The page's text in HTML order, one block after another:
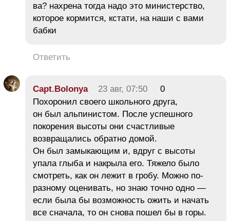
ва? нахрена тогда надо это министерство,
которое кормится, кстати, на наши с вами
бабки
Ответить
Capt.Bolonya 23 авг, 07:50
0
Похоронил своего школьного друга,
он был альпинистом. После успешного
покорения высоты они счастливые
возвращались обратно домой.
Он был замыкающим и, вдруг с высоты
упала глыба и накрыла его. Тяжело было
смотреть, как он лежит в гробу. Можно по-
разному оценивать, но знаю точно одно —
если была бы возможность ожить и начать
все сначала, то он снова пошел бы в горы.